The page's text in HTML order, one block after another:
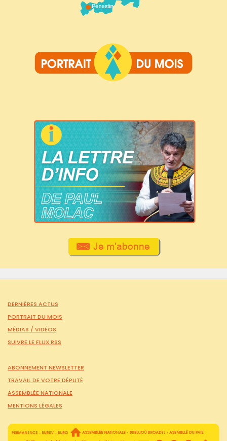
DERNIÈRES ACTUS
PORTRAIT DU MOIS
MÉDIAS / VIDÉOS
SUIVRE LE FLUX RSS
ABONNEMENT NEWSLETTER
TRAVAIL DE VOTRE DÉPUTÉ
ASSEMBLÉE NATIONALE
MENTIONS LÉGALES